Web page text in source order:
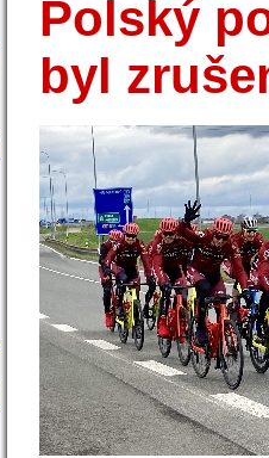
Polský
byl